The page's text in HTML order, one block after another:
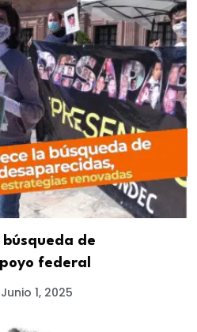
de
federal
Junio 1, 2025